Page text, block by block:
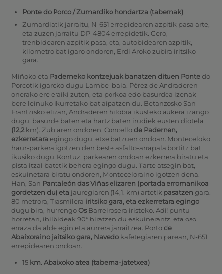
Ponte do Porco / Zumardiko hondartza (tabernak)
Zumardiatik jarraitu, N-651 errepidearen azpitik pasa arte,
eta zuzen jarraitu DP-4804 errepidetik. Gero,
trenbidearen azpitik pasa, eta, autobidearen azpitik,
kilometro bat igaro ondoren, Erdi Aroko zubira iritsiko
gara.
Miñoko eta Paderneko kontzejuak banatzen dituen Pontedo
Porcotik igaroko dugu Lambe ibaia. Pérez de Andraderen
onerako ere eraiki zuten, eta porkoa edo basurdea izenak
bere leinuko ikurretako bat aipatzen du. Betanzosko San
Frantzisko elizan, Andraderen hilobia ikusteko aukera izango
dugu, basurde baten eta hartz baten irudiek eusten diotela
(12,2km). Zubiaren ondoren, Concellode Padernen,
ezkerretara egingo dugu, etxe batzuen ondoan. Monteceloko
haur-parkera igotzen den beste asfalto-arrapala bortitz bat
ikusiko dugu. Kontuz, parkearen ondoan ezkerrera biratu eta
pista itzal batetik behera egingo dugu. Tarte atsegin bat,
eskuinetara biratu ondoren, Monteceloraino igotzen dena.
Han, San Pantaleón das Viñas elizaren (portada erromanikoa
gordetzen du) eta jauregiaren (14,1. km) artetik pasatzen gara.
80 metrora, Trasmilera iritsiko gara, eta ezkerretara egingo
dugu bira, hurrengo OsBarreirosera iristeko. Adi! puntu
horretan, ibilbideak 90º biratzen du eskuinerantz, eta oso
erraza da alde egin eta aurrera jarraitzea. Portode
Abaixoraino jaitsiko gara, Navedokafetegiaren parean, N-651
errepidearen ondoan.
15 km. Abaixoko atea (taberna-jatetxea)